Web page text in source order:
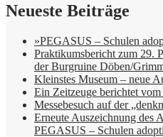
Neueste Beiträge
»PEGASUS – Schulen
Praktikumsbericht zum 29.
der Burgruine Döben/
Kleinstes Museum – neue
Ein Zeitzeuge berichtet
Messebesuch auf der
Erneute Auszeichnung des
PEGASUS – Schulen